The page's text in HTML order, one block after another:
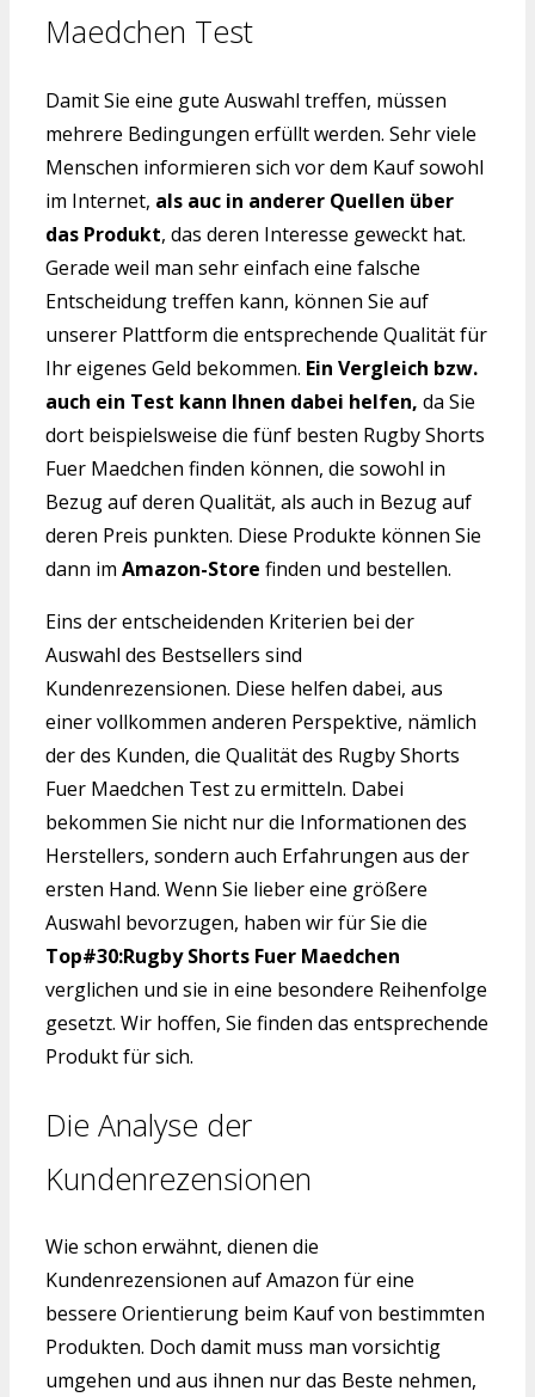
Maedchen Test
Damit Sie eine gute Auswahl treffen, müssen
mehrere Bedingungen erfüllt werden. Sehr viele
Menschen informieren sich vor dem Kauf sowohl
im Internet, als auc in anderer Quellen über
das Produkt, das deren Interesse geweckt hat.
Gerade weil man sehr einfach eine falsche
Entscheidung treffen kann, können Sie auf
unserer Plattform die entsprechende Qualität für
Ihr eigenes Geld bekommen. Ein Vergleich bzw.
auch ein Test kann Ihnen dabei helfen, da Sie
dort beispielsweise die fünf besten Rugby Shorts
Fuer Maedchen finden können, die sowohl in
Bezug auf deren Qualität, als auch in Bezug auf
deren Preis punkten. Diese Produkte können Sie
dann im Amazon-Store finden und bestellen.
Eins der entscheidenden Kriterien bei der
Auswahl des Bestsellers sind
Kundenrezensionen. Diese helfen dabei, aus
einer vollkommen anderen Perspektive, nämlich
der des Kunden, die Qualität des Rugby Shorts
Fuer Maedchen Test zu ermitteln. Dabei
bekommen Sie nicht nur die Informationen des
Herstellers, sondern auch Erfahrungen aus der
ersten Hand. Wenn Sie lieber eine größere
Auswahl bevorzugen, haben wir für Sie die
Top#30:Rugby Shorts Fuer Maedchen
verglichen und sie in eine besondere Reihenfolge
gesetzt. Wir hoffen, Sie finden das entsprechende
Produkt für sich.
Die Analyse der
Kundenrezensionen
Wie schon erwähnt, dienen die
Kundenrezensionen auf Amazon für eine
bessere Orientierung beim Kauf von bestimmten
Produkten. Doch damit muss man vorsichtig
umgehen und aus ihnen nur das Beste nehmen,